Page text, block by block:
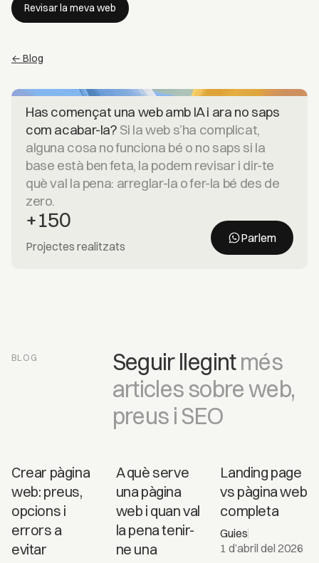
Revisar la meva web
← Blog
Has començat una web amb IA i ara no saps
com acabar-la? Si la web s’ha complicat,
alguna cosa no funciona bé o no saps si la
base està ben feta, la podem revisar i dir-te
què val la pena: arreglar-la o fer-la bé des de
zero.
+150
Projectes realitzats
Parlem
BLOG Seguir llegintmés
articles sobre web,
preus i SEO
Crear pàgina
web: preus,
opcions i
errors a
evitar
A què serve
una pàgina
web i quan val
la pena tenir-
ne una
Landing
page vs
pàgina
completa
Landing page
vs pàgina web
completa
Guies
1 d’abril del 2026